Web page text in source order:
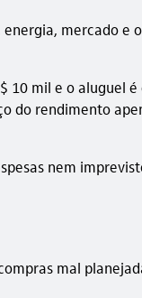
mercado e
10 mil e o aluguel é
do rendimento
nem
mal